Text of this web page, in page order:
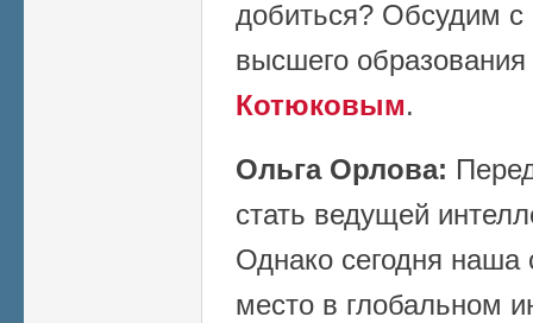
добиться? Обсудим с
высшего
Котюковым.
Ольга Орлова:
стать ведущей
Однако сегодня наша
место в глобальном